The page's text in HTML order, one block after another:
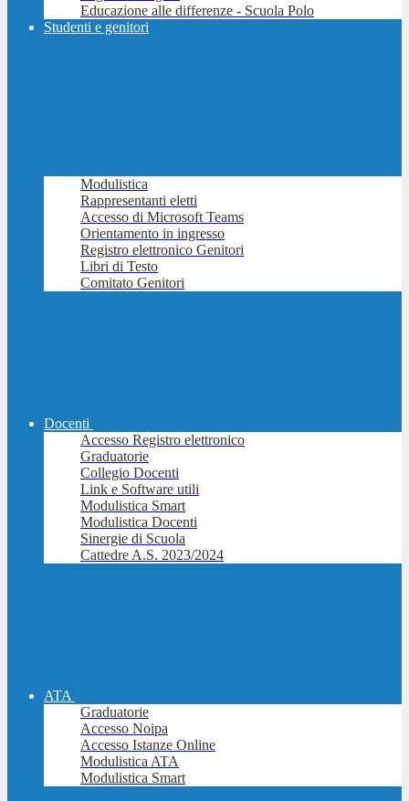
Educazione alle differenze - Scuola Polo
Studenti e genitori
Modulistica
Rappresentanti eletti
Accesso di Microsoft Teams
Orientamento in ingresso
Registro elettronico Genitori
Libri di Testo
Comitato Genitori
Docenti
Accesso Registro elettronico
Graduatorie
Collegio Docenti
Link e Software utili
Modulistica Smart
Modulistica Docenti
Sinergie di Scuola
Cattedre A.S. 2023/2024
ATA
Graduatorie
Accesso Noipa
Accesso Istanze Online
Modulistica ATA
Modulistica Smart